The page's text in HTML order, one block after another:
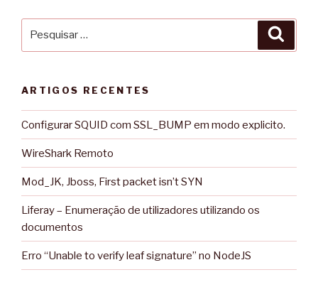
ARTIGOS RECENTES
Configurar SQUID com SSL_BUMP em modo explicito.
WireShark Remoto
Mod_JK, Jboss, First packet isn’t SYN
Liferay – Enumeração de utilizadores utilizando os
documentos
Erro “Unable to verify leaf signature” no NodeJS